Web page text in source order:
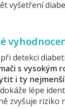
vyšetření
detekci
s vysokým
i ty nejmenší
lépe
zvyšuje riziko